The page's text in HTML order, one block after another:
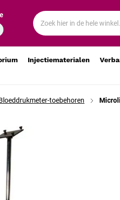
Injectiematerialen
toebehoren
Office